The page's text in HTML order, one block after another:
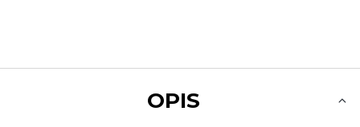
OPIS